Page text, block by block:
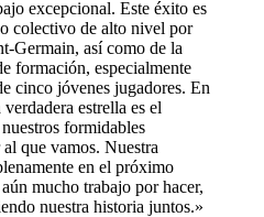
excepcional. Este éxito es
colectivo de alto nivel por
Germain, así como de la
formación, especialmente
cinco jóvenes jugadores. En
estrella es el
formidables
que vamos. Nuestra
en el próximo
mucho trabajo por hacer,
nuestra historia juntos.»